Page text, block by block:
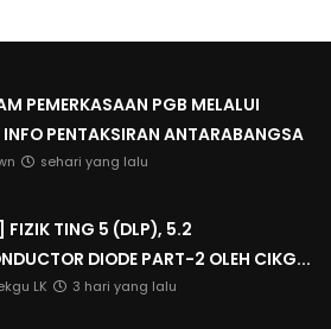
PEMERKASAAN PGB MELALUI
INFO PENTAKSIRAN ANTARABANGSA
sehari yang lalu
FIZIK TING 5 (DLP), 5.2
DIODE PART-2 OLEH CIKG...
LK 3 hari yang lalu